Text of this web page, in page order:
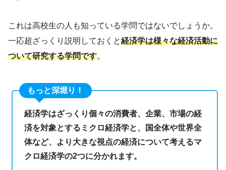
これは高校生の人も知っている学問ではないでしょうか。
一応超ざっくり説明しておくと経済学は様々な経済活動に
ついて研究する学問です。
もっと深堀り！
経済学はざっくり個々の消費者、企業、市場の経
済を対象とするミクロ経済学と、国全体や世界全
体など、より大きな視点の経済について考えるマ
クロ経済学の2つに分かれます。